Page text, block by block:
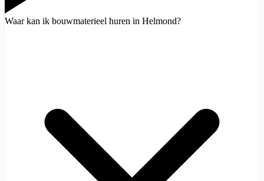
Waar kan ik bouwmaterieel huren in Helmond?